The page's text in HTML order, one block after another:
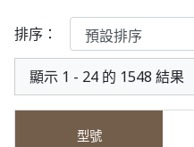
排序：
顯示 1 - 24 的 1548 結果